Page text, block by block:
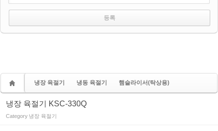
냉장 육절기 냉동 육절기 햄슬라이서(탁상용)
냉장 육절기 KSC-330Q
Category 냉장 육절기